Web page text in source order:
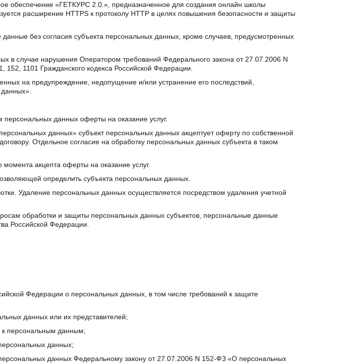
обеспечение «ГЕТКУРС 2.0.», предназначенное для создания онлайн школы
расширение HTTPS к протоколу HTTP в целях повышения безопасности и защиты
без согласия субъекта персональных данных, кроме случаев, предусмотренных
случае нарушения Оператором требований Федерального закона от 27.07.2006 N
152, 1101 Гражданского кодекса Российской Федерации.
на предупреждение, недопущение и/или устранение его последствий,
данных оферты на оказание услуг.
данных» субъект персональных данных акцептует оферту по собственной
Отдельное согласие на обработку персональных данных субъекта в таком
акцепта оферты на оказание услуг.
определить субъекта персональных данных.
Удаление персональных данных осуществляется посредством удаления учетной
обработки и защиты персональных данных субъектов, персональные данные
Российской Федерации.
Федерации о персональных данных, в том числе требований к защите
данных или их представителей;
персональным данным;
данных;
данных Федеральному закону от 27.07.2006 N 152-ФЗ «О персональных